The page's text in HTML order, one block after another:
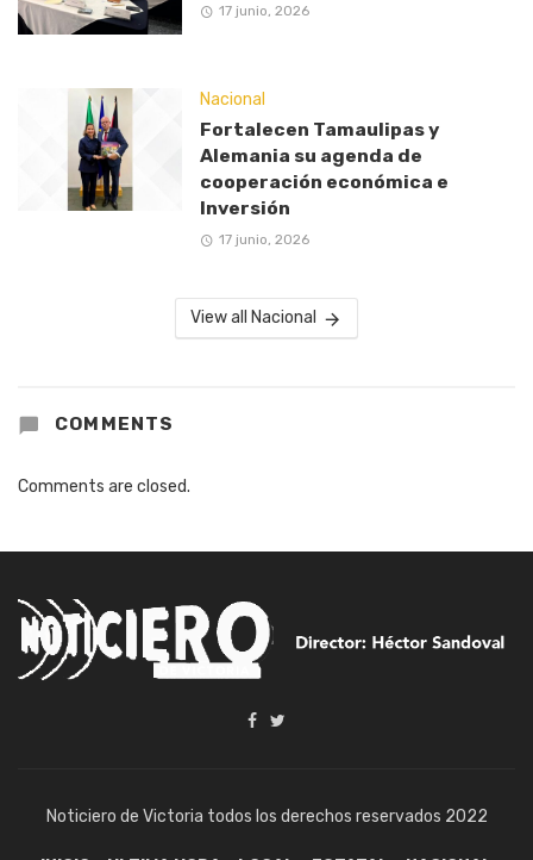
17 junio, 2026
Nacional
Fortalecen Tamaulipas y
Alemania su agenda de
cooperación económica e
Inversión
17 junio, 2026
View all Nacional
COMMENTS
Comments are closed.
Noticiero de Victoria todos los derechos reservados 2022